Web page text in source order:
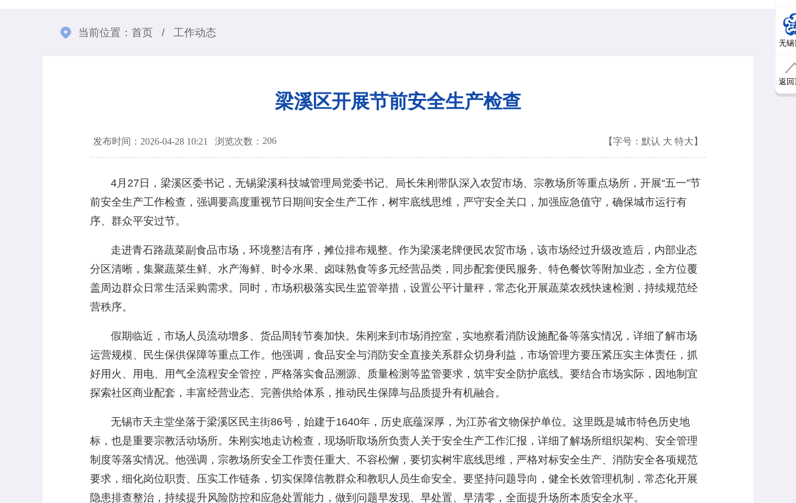
当前位置： 首页 / 工作动态
梁溪区开展节前安全生产检查
发布时间：2026-04-28 10:21 浏览次数： 206 【字号： 默认 大 特大 】
4月27日，梁溪区委书记，无锡梁溪科技城管理局党委书记、局长朱刚带队深入农贸市场、宗教场所等重点场所，开展“五一”节
前安全生产工作检查，强调要高度重视节日期间安全生产工作，树牢底线思维，严守安全关口，加强应急值守，确保城市运行有
序、群众平安过节。
走进青石路蔬菜副食品市场，环境整洁有序，摊位排布规整。作为梁溪老牌便民农贸市场，该市场经过升级改造后，内部业态
分区清晰，集聚蔬菜生鲜、水产海鲜、时令水果、卤味熟食等多元经营品类，同步配套便民服务、特色餐饮等附加业态，全方位覆
盖周边群众日常生活采购需求。同时，市场积极落实民生监管举措，设置公平计量秤，常态化开展蔬菜农残快速检测，持续规范经
营秩序。
假期临近，市场人员流动增多、货品周转节奏加快。朱刚来到市场消控室，实地察看消防设施配备等落实情况，详细了解市场
运营规模、民生保供保障等重点工作。他强调，食品安全与消防安全直接关系群众切身利益，市场管理方要压紧压实主体责任，抓
好用火、用电、用气全流程安全管控，严格落实食品溯源、质量检测等监管要求，筑牢安全防护底线。要结合市场实际，因地制宜
探索社区商业配套，丰富经营业态、完善供给体系，推动民生保障与品质提升有机融合。
无锡市天主堂坐落于梁溪区民主街86号，始建于1640年，历史底蕴深厚，为江苏省文物保护单位。这里既是城市特色历史地
标，也是重要宗教活动场所。朱刚实地走访检查，现场听取场所负责人关于安全生产工作汇报，详细了解场所组织架构、安全管理
制度等落实情况。他强调，宗教场所安全工作责任重大、不容松懈，要切实树牢底线思维，严格对标安全生产、消防安全各项规范
要求，细化岗位职责、压实工作链条，切实保障信教群众和教职人员生命安全。要坚持问题导向，健全长效管理机制，常态化开展
隐患排查整治，持续提升风险防控和应急处置能力，做到问题早发现、早处置、早清零，全面提升场所本质安全水平。
无锡
返回